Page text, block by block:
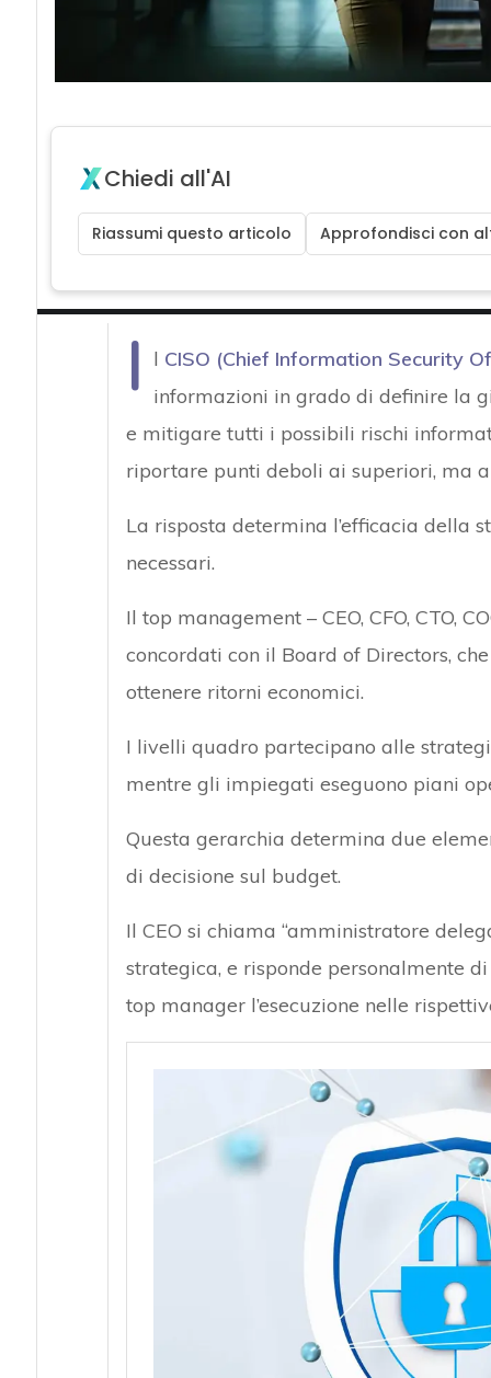
Chiedi all'AI
Riassumi questo articolo Approfondisci con
I l CISO (Chief Information Security
informazioni in grado di definire la
e mitigare tutti i possibili rischi
riportare punti deboli ai superiori, ma
La risposta determina l’efficacia della
necessari.
Il top management – CEO, CFO, CTO,
concordati con il Board of Directors,
ottenere ritorni economici.
I livelli quadro partecipano alle
mentre gli impiegati eseguono piani
Questa gerarchia determina due
di decisione sul budget.
Il CEO si chiama “amministratore
strategica, e risponde personalmente
top manager l’esecuzione nelle